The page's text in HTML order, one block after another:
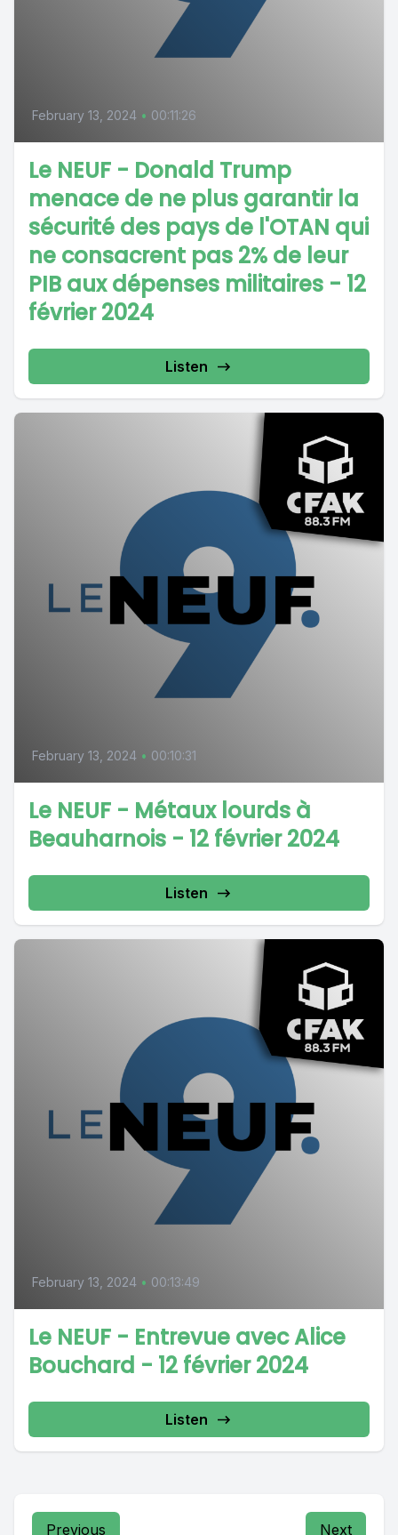
February 13, 2024 • 00:11:26
Le NEUF - Donald Trump
menace de ne plus garantir la
sécurité des pays de l'OTAN qui
ne consacrent pas 2% de leur
PIB aux dépenses militaires - 12
février 2024
Listen
February 13, 2024 • 00:10:31
Le NEUF - Métaux lourds à
Beauharnois - 12 février 2024
Listen
February 13, 2024 • 00:13:49
Le NEUF - Entrevue avec Alice
Bouchard - 12 février 2024
Listen
Previous Next